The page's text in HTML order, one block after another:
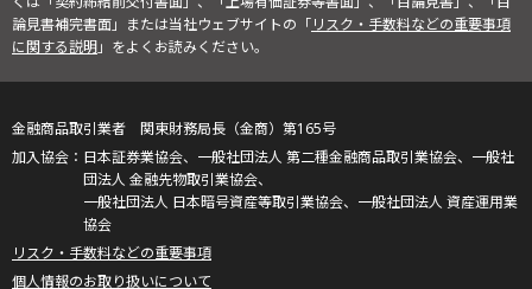
論見書補完書面」または当社ウェブサイトの「リスク・手数料などの重要事項
に関する説明」をよくお読みください。
金融商品取引業者 関東財務局長（金商）第165号
日本証券業協会、一般社団法人 第二種金融商品取引業協会、一般社
団法人 金融先物取引業協会、
一般社団法人 日本暗号資産等取引業協会、一般社団法人 資産運用業
協会
リスク・手数料などの重要事項
個人情報のお取り扱いについて